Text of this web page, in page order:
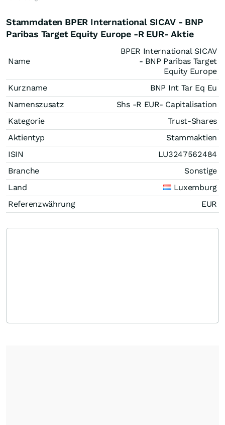
Stammdaten BPER International SICAV - BNP
Paribas Target Equity Europe -R EUR- Aktie
Name
BPER International SICAV
- BNP Paribas Target
Equity Europe
Kurzname
BNP Int Tar Eq Eu
Namenszusatz
Shs -R EUR- Capitalisation
Kategorie
Trust-Shares
Aktientyp
Stammaktien
ISIN
LU3247562484
Branche
Sonstige
Land
Luxemburg
Referenzwährung
EUR